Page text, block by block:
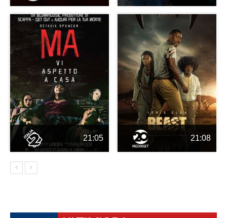
21:05 21:08